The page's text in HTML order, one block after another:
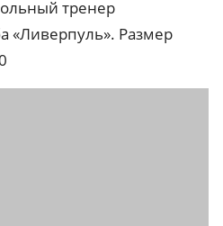
тренер
«Ливерпуль». Размер